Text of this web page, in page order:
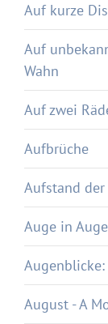
Auf kurze
Auf
Wahn
Auf zwei
Aufbrüche
Aufstand der
Auge in
Augenblicke:
August - A